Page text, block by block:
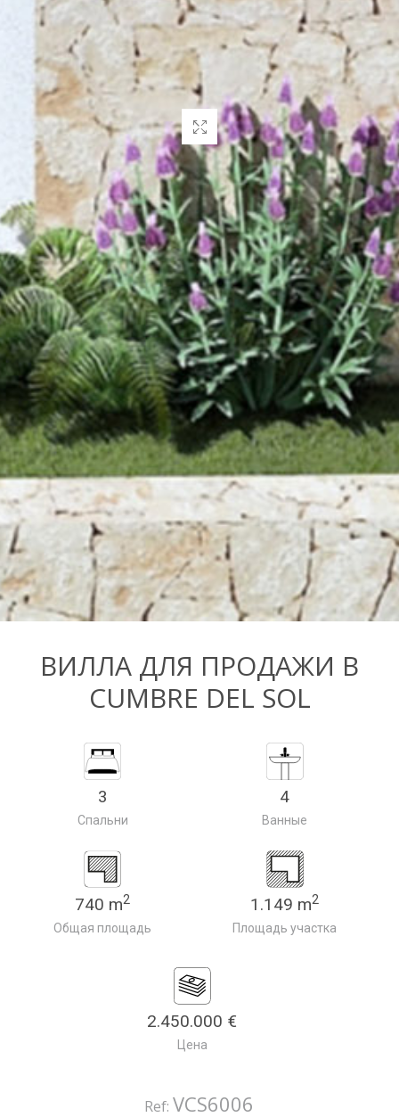
ВИЛЛА ДЛЯ ПРОДАЖИ В
CUMBRE DEL SOL
3
Спальни
4
Ванные
740 m2
Общая площадь
1.149 m2
Площадь участка
2.450.000 €
Цена
Ref: VCS6006